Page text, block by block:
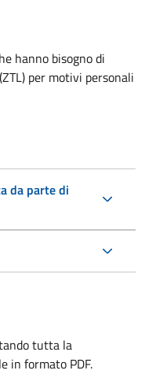
hanno bisogno di
per motivi personali
da parte di
tutta la
in formato PDF.